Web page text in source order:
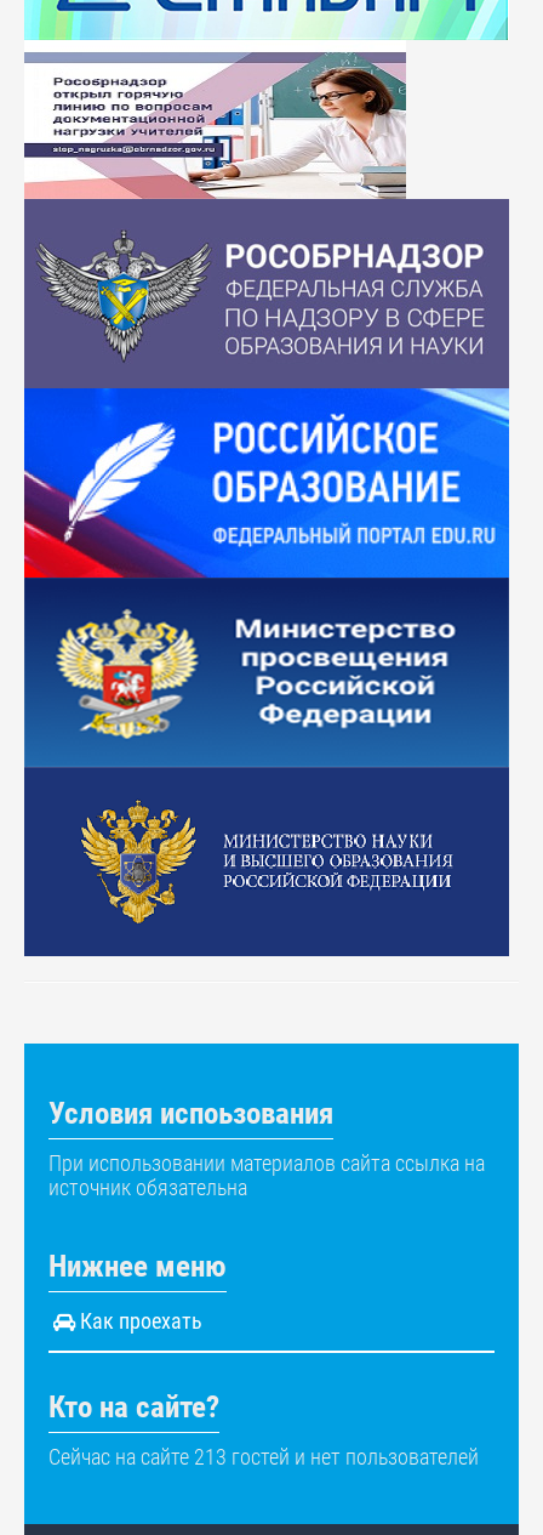
Условия испоьзования
При использовании материалов сайта ссылка на
источник обязательна
Нижнее меню
Как проехать
Кто на сайте?
Сейчас на сайте 213 гостей и нет пользователей